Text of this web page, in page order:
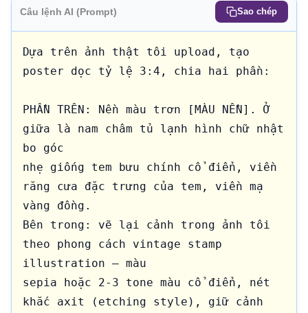
Câu lệnh AI (Prompt) Sao chép
Dựa trên ảnh thật tôi upload, tạo
poster dọc tỷ lệ 3:4, chia hai phần:
PHẦN TRÊN: Nền màu trơn [MÀU NỀN]. Ở
giữa là nam châm tủ lạnh hình chữ nhật
bo góc
nhẹ giống tem bưu chính cổ điển, viền
răng cưa đặc trưng của tem, viền mạ
vàng đồng.
Bên trong: vẽ lại cảnh trong ảnh tôi
theo phong cách vintage stamp
illustration — màu
sepia hoặc 2-3 tone màu cổ điển, nét
khắc axit (etching style), giữ cảnh